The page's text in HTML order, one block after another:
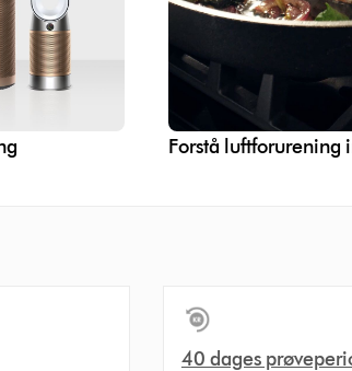
Forstå luftforurening
40 dages